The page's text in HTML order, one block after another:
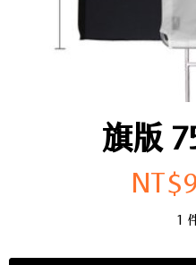
旗版
NT$
1